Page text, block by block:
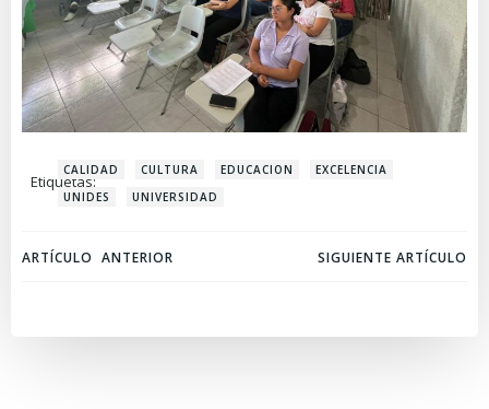
Etiquetas:
CALIDAD CULTURA EDUCACION
EXCELENCIA
UNIDES
UNIVERSIDAD
Navegación
de
ARTÍCULO ANTERIOR
Navegación
de
SIGUIENTE ARTÍCULO